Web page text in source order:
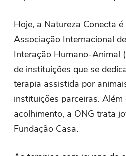
Hoje, a Natureza Conecta é
Associação Internacional
Interação Humano-Animal
de instituições que se
terapia assistida por
instituições parceiras. Além
acolhimento, a ONG trata
Fundação Casa.